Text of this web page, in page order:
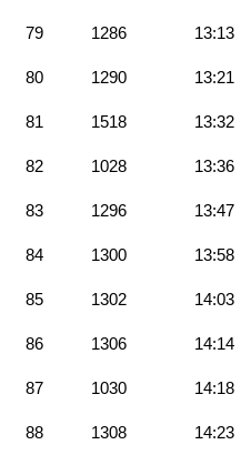
79 1286 13:13
80 1290 13:21
81 1518 13:32
82 1028 13:36
83 1296 13:47
84 1300 13:58
85 1302 14:03
86 1306 14:14
87 1030 14:18
88 1308 14:23